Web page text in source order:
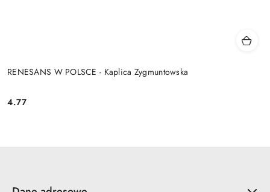
RENESANS W POLSCE - Kaplica Zygmuntowska
Cena:
4.77